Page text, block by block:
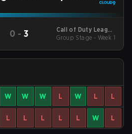
0 - 3
Call of Duty League
2025 Regular Season
Group Stage - Week 1
W W W L W L L
L L L L L W L